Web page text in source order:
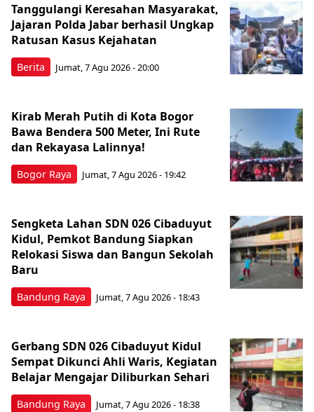
Berita
Tanggulangi Keresahan Masyarakat,
Jajaran Polda Jabar berhasil Ungkap
Ratusan Kasus Kejahatan
Jumat, 7 Agu 2026 - 20:00
Bogor Raya
Kirab Merah Putih di Kota Bogor
Bawa Bendera 500 Meter, Ini Rute
dan Rekayasa Lalinnya!
Jumat, 7 Agu 2026 - 19:42
Bandung Raya
Sengketa Lahan SDN 026 Cibaduyut
Kidul, Pemkot Bandung Siapkan
Relokasi Siswa dan Bangun Sekolah
Baru
Jumat, 7 Agu 2026 - 18:43
Bandung Raya
Gerbang SDN 026 Cibaduyut Kidul
Sempat Dikunci Ahli Waris, Kegiatan
Belajar Mengajar Diliburkan Sehari
Jumat, 7 Agu 2026 - 18:38